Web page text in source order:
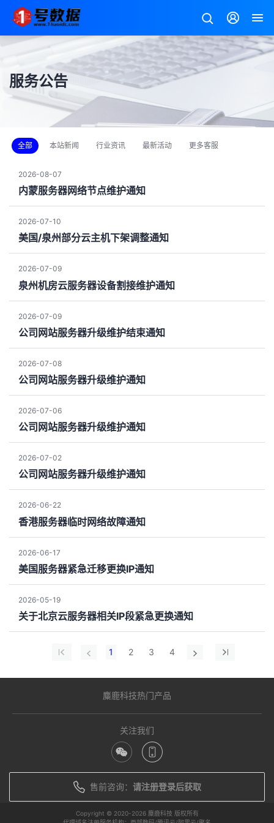
服务公告
全部 本站新闻 行业资讯 最新活动 更多客服
2026-08-07
内蒙服务器网络节点维护通知
2026-07-10
美国/泉州部分云主机下架调整通知
2026-07-09
泉州机房云服务器设备割接维护通知
2026-07-09
公司网站服务器升级维护结束通知
2026-07-08
公司网站服务器升级维护通知
2026-07-06
公司网站服务器升级维护通知
2026-07-02
公司网站服务器升级维护通知
2026-06-22
香港服务器临时网络故障通知
2026-06-17
美国服务器紧急迁移更换IP通知
2026-05-19
关于北京云服务器相关IP段紧急更换通知
1 2 3 4
麋鹿科技热门产品
关注我们
售前咨询： 请注册登录后获取
Copyright © 2020-2026 麋鹿科技 版权所有